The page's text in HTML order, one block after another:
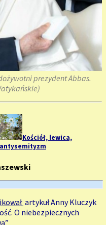
prezydent Abbas.
Kościół, lewica,
artykuł Anny Kluczyk
O niebezpiecznych